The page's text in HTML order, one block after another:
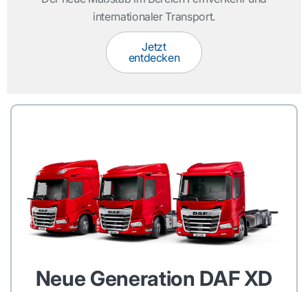
internationaler Transport.
Jetzt
entdecken
Neue Generation DAF XD